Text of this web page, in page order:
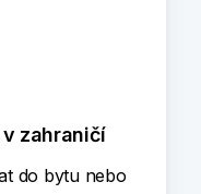
zahraničí
do bytu nebo